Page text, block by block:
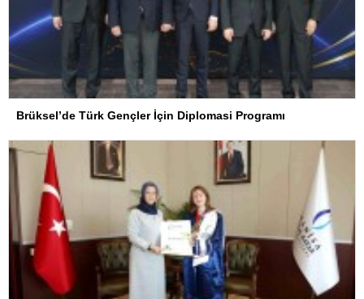
Brüksel’de Türk Gençler İçin Diplomasi Programı